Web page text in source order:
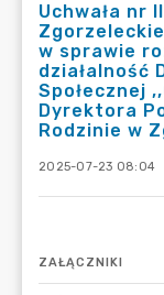
Uchwała nr
w sprawie
działalność
Społecznej
Dyrektora
Rodzinie w
2025-07-23 08:04
ZAŁĄCZNIKI